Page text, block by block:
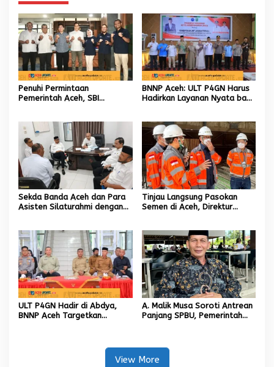
Penuhi Permintaan
Pemerintah Aceh, SBI
BNNP Aceh: ULT P4GN Harus
Hadirkan Layanan Nyata bagi
Sekda Banda Aceh dan Para
Asisten Silaturahmi dengan
Tinjau Langsung Pasokan
Semen di Aceh, Direktur
ULT P4GN Hadir di Abdya,
BNNP Aceh Targetkan
A. Malik Musa Soroti Antrean
Panjang SPBU, Pemerintah
View More